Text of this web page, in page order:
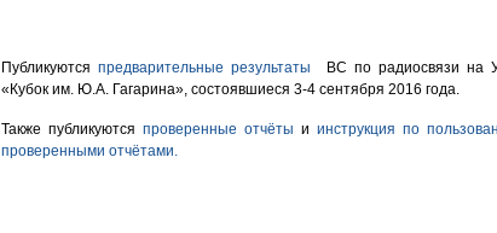
Публикуютсяпредварительные результаты ВС по радиосвязи на
«Кубок им. Ю.А. Гагарина», состоявшиеся 3-4 сентября 2016 года.
Также публикуются проверенные отчёты и инструкция по
проверенными отчётами.